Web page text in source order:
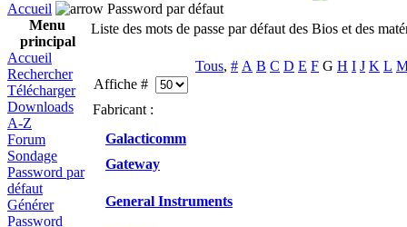
Accueil
Password par défaut
Menu
principal
Accueil
Rechercher
Télécharger
Downloads
A-Z
Forum
Sondage
Password par
défaut
Générer
Password
Liste des mots de passe par défaut des Bios et des
Tous, # A B C D E F G H I J K L
Affiche #
Fabricant :
Galacticomm
Gateway
General Instruments